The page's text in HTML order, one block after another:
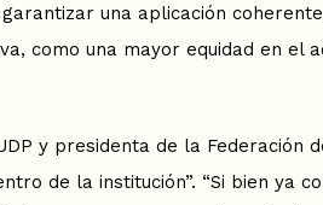
una aplicación
como una mayor equidad en el
y presidenta de la Federación
de la institución”. “Si bien ya